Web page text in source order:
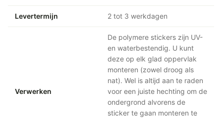
Levertermijn 2 tot 3 werkdagen
Verwerken
De polymere stickers zijn UV-
en waterbestendig. U kunt
deze op elk glad oppervlak
monteren (zowel droog als
nat). Wel is altijd aan te raden
voor een juiste hechting om de
ondergrond alvorens de
sticker te gaan monteren te